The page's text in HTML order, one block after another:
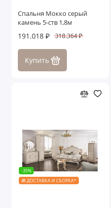
Спальня Мокко серый
камень 5-ств 1,8м
191.018 ₽ 318.364 ₽
Купить
-35%
🎁 ДОСТАВКА И СБОРКА*